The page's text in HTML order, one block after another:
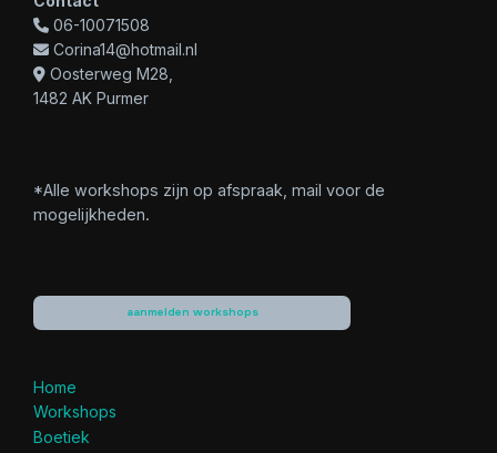
06-10071508
Corina14@hotmail.nl
Oosterweg M28,
1482 AK Purmer
*Alle workshops zijn op afspraak, mail voor de
mogelijkheden.
aanmelden workshops
Home
Workshops
Boetiek